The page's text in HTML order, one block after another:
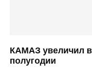
КАМАЗ увеличил
полугодии